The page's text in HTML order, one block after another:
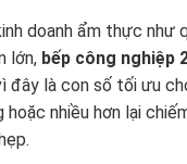
doanh ẩm thực như
lớn, bếp công nghiệp
đây là con số tối ưu
hoặc nhiều hơn lại